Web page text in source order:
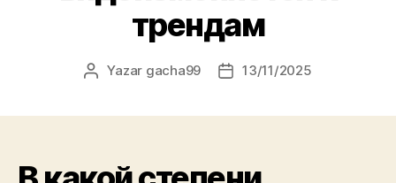
трендам
Yazının
Yazar gacha99
Yazı13/11/2025